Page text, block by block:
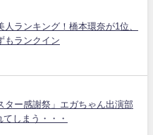
人ランキング！橋本環奈が1位、
もランクイン
ター感謝祭」エガちゃん出演部
てしまう・・・